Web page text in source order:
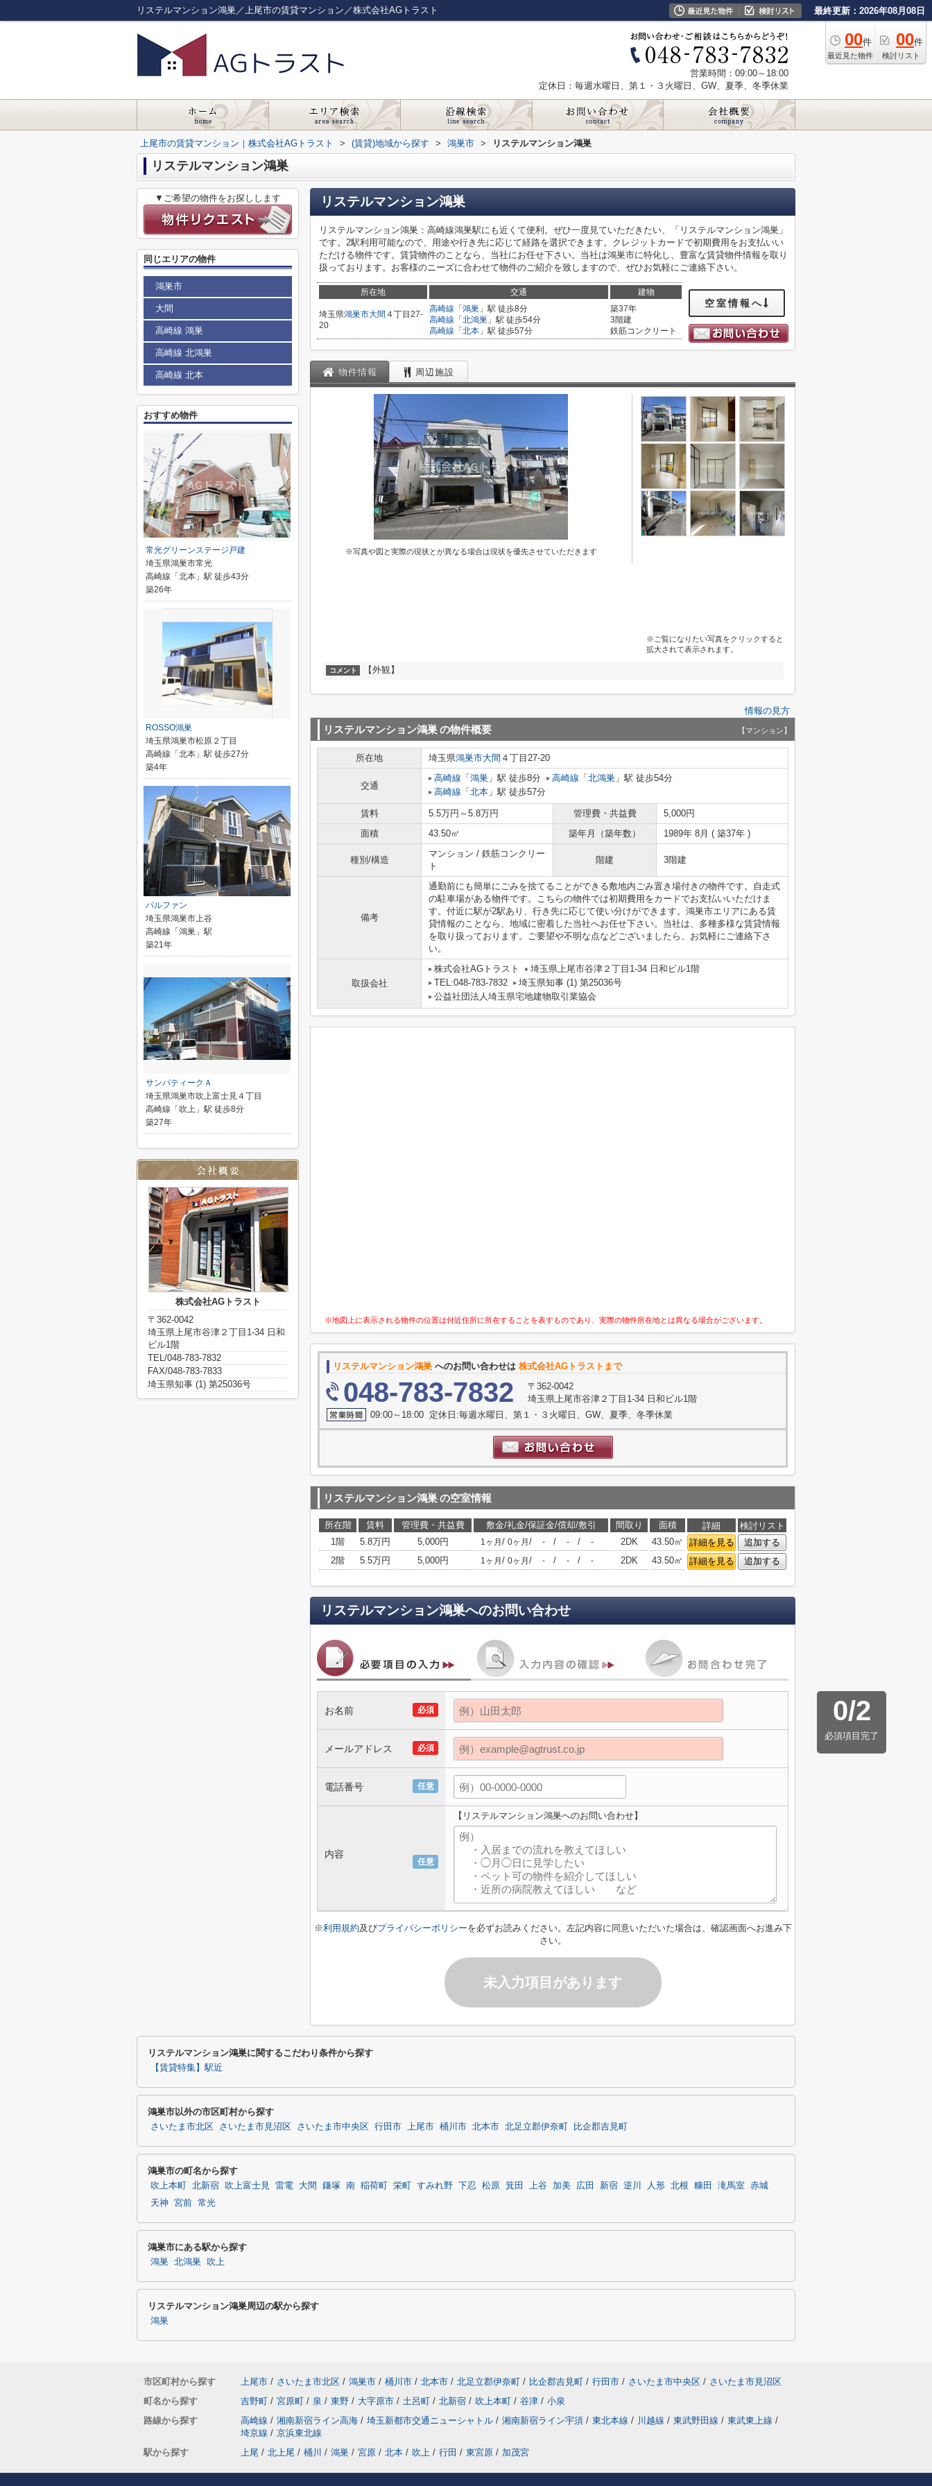
リステルマンション鴻巣／上尾市の賃貸マンション／株式会社AGトラスト 最終更新：2026年08月08日
00件
最近見た物件
00件
検討リスト
営業時間：09:00～18:00
定休日：毎週水曜日、第１・３火曜日、GW、夏季、冬季休業
上尾市の賃貸マンション｜株式会社AGトラスト > (賃貸)地域から探す > 鴻巣市 > リステルマンション鴻巣
リステルマンション鴻巣
リステルマンション鴻巣
リステルマンション鴻巣：高崎線鴻巣駅にも近くて便利。ぜひ一度見ていただきたい、「リステルマンション鴻巣」
です。2駅利用可能なので、用途や行き先に応じて経路を選択できます。クレジットカードで初期費用をお支払いい
ただける物件です。賃貸物件のことなら、当社にお任せ下さい。当社は鴻巣市に特化し、豊富な賃貸物件情報を取り
扱っております。お客様のニーズに合わせて物件のご紹介を致しますので、ぜひお気軽にご連絡下さい。
所在地 交通 建物
埼玉県鴻巣市大間 ４丁目27-
20
高崎線 「 鴻巣 」駅 徒歩8分
高崎線 「 北鴻巣 」駅 徒歩54分
高崎線 「 北本 」駅 徒歩57分
築37年
3階建
鉄筋コンクリート
空室情報へ
物件情報 周辺施設
※写真や図と実際の現状とが異なる場合は現状を優先させていただきます
※ご覧になりたい写真をクリックすると
拡大されて表示されます。
コメント 【外観】
情報の見方
リステルマンション鴻巣の物件概要 【マンション】
所在地 埼玉県鴻巣市大間 ４丁目27-20
交通
高崎線 「 鴻巣 」駅 徒歩8分 高崎線 「 北鴻巣 」駅 徒歩54分
高崎線 「 北本 」駅 徒歩57分
賃料 5.5万円～5.8万円 管理費・共益費
5,000円
面積
43.50㎡ 築年月（築年数） 1989年 8月 ( 築37年 )
種別/構造
マンション / 鉄筋コンクリー
ト
階建 3階建
備考
通勤前にも簡単にごみを捨てることができる敷地内ごみ置き場付きの物件です。自走式
の駐車場がある物件です。こちらの物件では初期費用をカードでお支払いいただけま
す。付近に駅が2駅あり、行き先に応じて使い分けができます。鴻巣市エリアにある賃
貸情報のことなら、地域に密着した当社へお任せ下さい。当社は、多種多様な賃貸情報
を取り扱っております。ご要望や不明な点などございましたら、お気軽にご連絡下さ
い。
取扱会社
株式会社AGトラスト
埼玉県上尾市谷津２丁目1-34 日和ビル1階
TEL:048-783-7832
埼玉県知事 (1) 第25036号
公益社団法人埼玉県宅地建物取引業協会
※地図上に表示される物件の位置は付近住所に所在することを表すものであり、実際の物件所在地とは異なる場合がございます。
リステルマンション鴻巣 へのお問い合わせは 株式会社AGトラストまで
048-783-7832
〒362-0042
埼玉県上尾市谷津２丁目1-34 日和ビル1階
09:00～18:00 定休日:毎週水曜日、第１・３火曜日、GW、夏季、冬季休業
リステルマンション鴻巣の空室情報
所在階 賃料 管理費・共益費 敷金/礼金/保証金/償却/敷引 間取り 面積 詳細
検討リスト
1階
5.8万円 5,000円 1ヶ月 / 0ヶ月 / - / - / - 2DK 43.50㎡ 詳細を見る
追加する
2階
5.5万円 5,000円 1ヶ月 / 0ヶ月 / - / - / - 2DK 43.50㎡ 詳細を見る 追加する
リステルマンション鴻巣へのお問い合わせ
0/2
必須項目完了
必須
お名前
必須
メールアドレス
任意
電話番号
任意
内容
【リステルマンション鴻巣へのお問い合わせ】
※利用規約及びプライバシーポリシーを必ずお読みください。左記内容に同意いただいた場合は、確認画面へお進み下
さい。
未入力項目があります
▼ご希望の物件をお探しします
同じエリアの物件
鴻巣市
大間
高崎線 鴻巣
高崎線 北鴻巣
高崎線 北本
おすすめ物件
常光グリーンステージ戸建
埼玉県鴻巣市常光
高崎線「北本」駅 徒歩43分
築26年
ROSSO鴻巣
埼玉県鴻巣市松原２丁目
高崎線「北本」駅 徒歩27分
築4年
パルファン
埼玉県鴻巣市上谷
高崎線「鴻巣」駅
築21年
サンパティークＡ
埼玉県鴻巣市吹上富士見４丁目
高崎線「吹上」駅 徒歩8分
築27年
株式会社AGトラスト
〒362-0042
埼玉県上尾市谷津２丁目1-34 日和
ビル1階
TEL/048-783-7832
FAX/048-783-7833
埼玉県知事 (1) 第25036号
リステルマンション鴻巣に関するこだわり条件から探す
【賃貸特集】駅近
鴻巣市以外の市区町村から探す
さいたま市北区 さいたま市見沼区 さいたま市中央区 行田市 上尾市 桶川市 北本市 北足立郡伊奈町 比企郡吉見町
鴻巣市の町名から探す
吹上本町 北新宿 吹上富士見 雷電 大間 鎌塚 南 稲荷町 栄町 すみれ野 下忍 松原 箕田 上谷 加美 広田 新宿 逆川 人形 北根 糠田 滝馬室 赤城
天神 宮前 常光
鴻巣市にある駅から探す
鴻巣 北鴻巣 吹上
リステルマンション鴻巣周辺の駅から探す
鴻巣
市区町村から探す 上尾市 / さいたま市北区 / 鴻巣市 / 桶川市 / 北本市 / 北足立郡伊奈町 / 比企郡吉見町 / 行田市 / さいたま市中央区 / さいたま市見沼区
町名から探す
吉野町 / 宮原町 / 泉 / 東野 / 大字原市 / 土呂町 / 北新宿 / 吹上本町 / 谷津 / 小泉
路線から探す
高崎線 / 湘南新宿ライン高海 / 埼玉新都市交通ニューシャトル / 湘南新宿ライン宇須 / 東北本線 / 川越線 / 東武野田線 / 東武東上線 /
埼京線 / 京浜東北線
駅から探す
上尾 / 北上尾 / 桶川 / 鴻巣 / 宮原 / 北本 / 吹上 / 行田 / 東宮原 / 加茂宮